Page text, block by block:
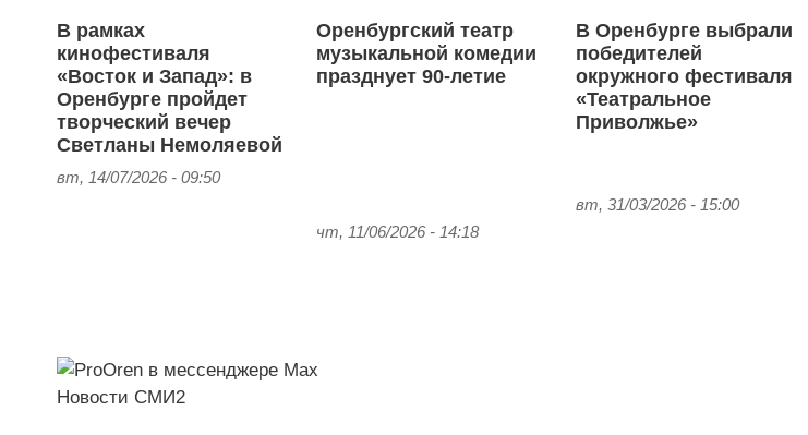
В рамках
кинофестиваля
«Восток и Запад»: в
Оренбурге пройдет
творческий вечер
Светланы Немоляевой
вт, 14/07/2026 - 09:50
Оренбургский театр
музыкальной комедии
празднует 90-летие
чт, 11/06/2026 - 14:18
В Оренбурге выбрали
победителей
окружного фестиваля
«Театральное
Приволжье»
вт, 31/03/2026 - 15:00
Новости СМИ2